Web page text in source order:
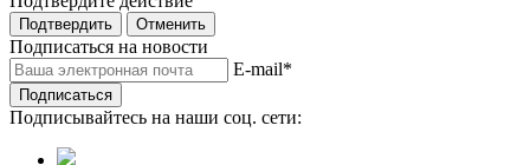
Подтвердить Отменить
Подписаться на новости
E-mail*
Подписаться
Подписывайтесь на наши соц. сети: